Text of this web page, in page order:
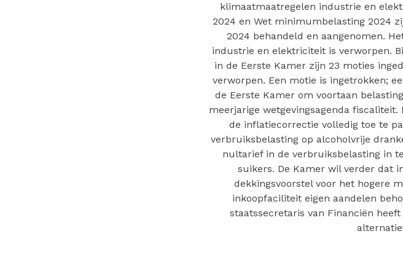
klimaatmaatregelen industrie en
2024 en Wet minimumbelasting 2024
2024 behandeld en aangenomen.
industrie en elektriciteit is verworpen.
in de Eerste Kamer zijn 23 moties
verworpen. Een motie is ingetrokken;
de Eerste Kamer om voortaan
meerjarige wetgevingsagenda
de inflatiecorrectie volledig toe te
verbruiksbelasting op alcoholvrije
nultarief in de verbruiksbelasting in
suikers. De Kamer wil verder dat
dekkingsvoorstel voor het hogere
inkoopfaciliteit eigen aandelen
staatssecretaris van Financiën